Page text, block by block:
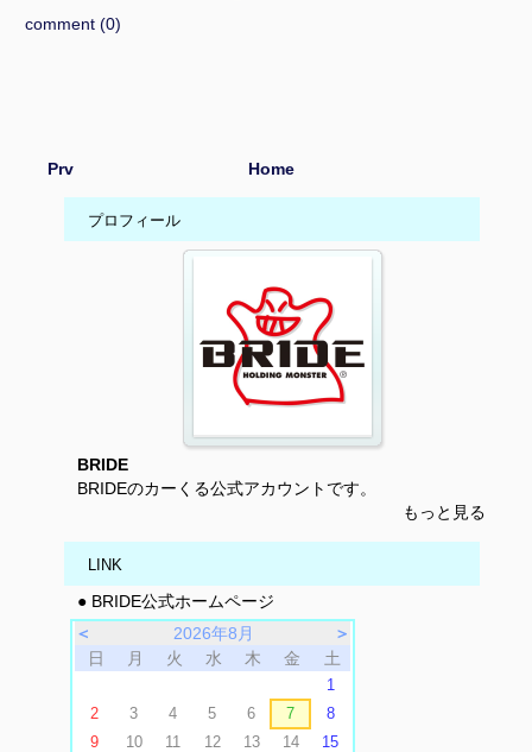
comment (0)
Prv Home
プロフィール
BRIDE
BRIDEのカーくる公式アカウントです。
もっと見る
LINK
● BRIDE公式ホームページ
＜
2026年8月
＞
日
月 火 水 木 金 土
1
2
3 4 5 6 7
8
9
10 11 12 13 14
15